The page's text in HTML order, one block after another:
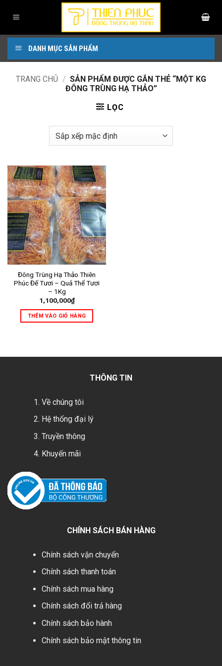
DANH MỤC SẢN PHẨM
TRANG CHỦ / SẢN PHẨM ĐƯỢC GẮN THẺ “MỘT KG
ĐÔNG TRÙNG HẠ THẢO”
LỌC
Đông Trùng Hạ Thảo Thiên
Phúc Đế Tươi – Quả Thể Tươi
– 1Kg
1,100,000₫
THÊM VÀO GIỎ HÀNG
THÔNG TIN
Về chúng tôi
Hệ thống đại lý
Truyền thông
Khuyến mãi
CHÍNH SÁCH BÁN HÀNG
Chính sách vận chuyển
Chính sách thanh toán
Chính sách mua hàng
Chính sách đổi trả hàng
Chính sách bảo hành
Chính sách bảo mật thông tin